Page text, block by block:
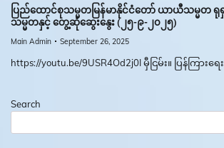
ပြည်ထောင်စုသမ္မတမြန်မာနိုင်ငံတော် ယာယီသမ္မတ ရုရှ
သမ္မတနှင့် တွေ့ဆုံဆွေးနွေး (၂၅-၉-၂၀၂၅)
Main Admin September 26, 2025
https://youtu.be/9USR4Od2j0I မှီငြမ်း။ ပြန်ကြားရေ
Search